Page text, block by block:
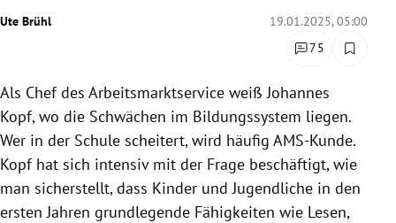
Untermenü
Untermenü
Ute Brühl
19.01.2025, 05:00
75
Als Chef des Arbeitsmarktservice weiß Johannes
Kopf, wo die Schwächen im Bildungssystem liegen.
Wer in der Schule scheitert, wird häufig AMS-Kunde.
Kopf hat sich intensiv mit der Frage beschäftigt, wie
man sicherstellt, dass Kinder und Jugendliche in den
ersten Jahren grundlegende Fähigkeiten wie Lesen,